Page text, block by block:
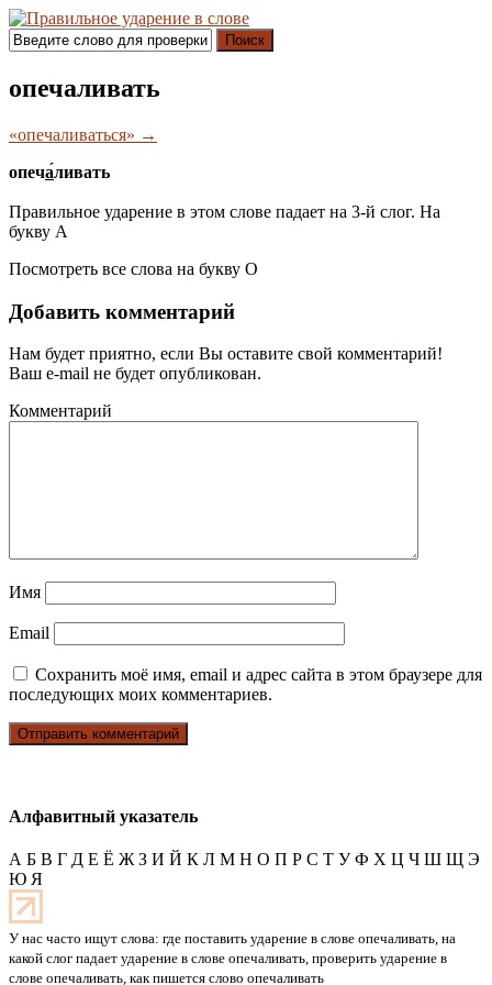
Поиск
опечаливать
«опечаливаться» →
опеча́ливать
Правильное ударение в этом слове падает на 3-й слог. На
букву А
Посмотреть все слова на букву О
Добавить комментарий
Нам будет приятно, если Вы оставите свой комментарий!
Ваш e-mail не будет опубликован.
Комментарий
Имя
Email
Сохранить моё имя, email и адрес сайта в этом браузере для
последующих моих комментариев.
Алфавитный указатель
А Б В Г Д Е Ё Ж З И Й К Л М Н О П Р С Т У Ф Х Ц Ч Ш Щ Э
Ю Я
У нас часто ищут слова: где поставить ударение в слове опечаливать, на
какой слог падает ударение в слове опечаливать, проверить ударение в
слове опечаливать, как пишется слово опечаливать